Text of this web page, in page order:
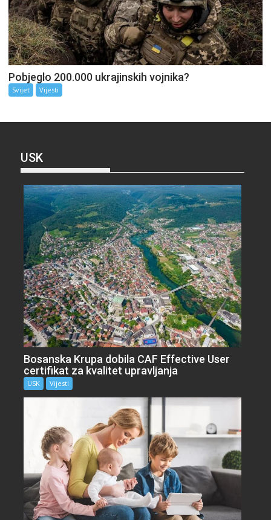
Pobjeglo 200.000 ukrajinskih vojnika?
Svijet Vijesti
USK
Bosanska Krupa dobila CAF Effective User
certifikat za kvalitet upravljanja
USK Vijesti